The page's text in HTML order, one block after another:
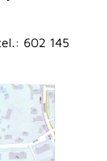
602 145